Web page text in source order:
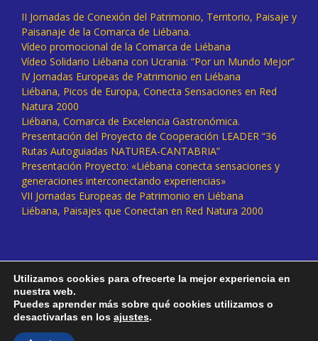
II Jornadas de Conexión del Patrimonio, Territorio, Paisaje y
Paisanaje de la Comarca de Liébana.
Vídeo promocional de la Comarca de Liébana
Vídeo Solidario Liébana con Ucrania: “Por un Mundo Mejor”
IV Jornadas Europeas de Patrimonio en Liébana
Liébana, Picos de Europa, Conecta Sensaciones en Red
Natura 2000
Liébana, Comarca de Excelencia Gastronómica.
Presentación del Proyecto de Cooperación LEADER “36
Rutas Autoguiadas NATUREA-CANTABRIA”
Presentación Proyecto: «Liébana conecta sensaciones y
generaciones interconectando experiencias»
VII Jornadas Europeas de Patrimonio en Liébana
Liébana, Paisajes que Conectan en Red Natura 2000
Utilizamos cookies para ofrecerte la mejor experiencia en
nuestra web.
Puedes aprender más sobre qué cookies utilizamos o
desactivarlas en los ajustes.